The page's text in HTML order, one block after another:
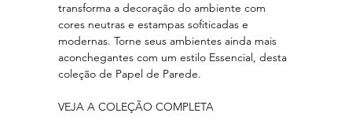
transforma a decoração do ambiente com
cores neutras e estampas sofiticadas e
modernas. Torne seus ambientes ainda mais
aconchegantes com um estilo Essencial, desta
coleção de Papel de Parede.
VEJA A COLEÇÃO COMPLETA